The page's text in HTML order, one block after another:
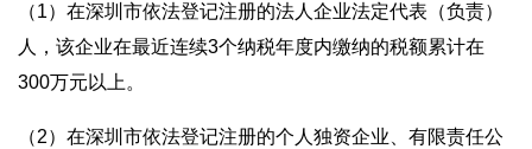
（1）在深圳市依法登记注册的法人企业法定代表（负责）
人，该企业在最近连续3个纳税年度内缴纳的税额累计在
300万元以上。
（2）在深圳市依法登记注册的个人独资企业、有限责任公